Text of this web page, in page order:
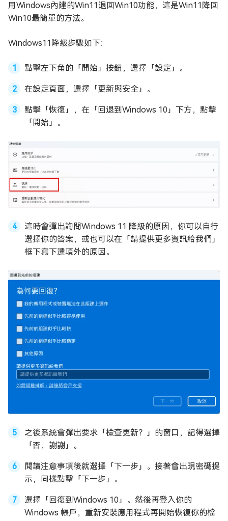
用Windows內建的Win11退回Win10功能，這是Win11降回
Win10最簡單的方法。
Windows11降級步驟如下：
點擊左下角的「開始」按鈕，選擇「設定」。
在設定頁面，選擇「更新與安全」。
點擊「恢復」，在「回退到Windows 10」下方，點擊
「開始」。
這時會彈出詢問Windows 11 降級的原因，你可以自行
選擇你的答案，或也可以在「請提供更多資訊給我們」
框下寫下選項外的原因。
之後系統會彈出要求「檢查更新？」的窗口，記得選擇
「否，謝謝」。
閱讀注意事項後就選擇「下一步」。接著會出現密碼提
示，同樣點擊「下一步」。
選擇「回復到Windows 10」。然後再登入你的
Windows 帳戶，重新安裝應用程式再開始恢復你的檔